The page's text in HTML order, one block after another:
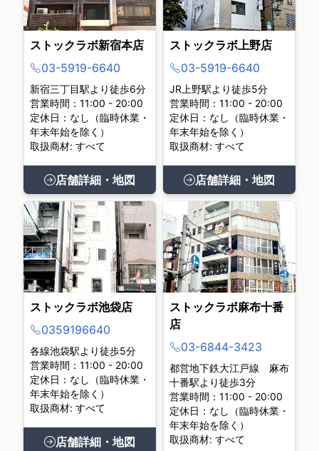
ストックラボ新宿本店
03-5919-6640
新宿三丁目駅より徒歩6分
営業時間：11:00 - 20:00
定休日：なし（臨時休業・
年末年始を除く）
取扱商材: すべて
店舗詳細・地図
ストックラボ上野店
03-5919-6640
JR上野駅より徒歩5分
営業時間：11:00 - 20:00
定休日：なし（臨時休業・
年末年始を除く）
取扱商材: すべて
店舗詳細・地図
ストックラボ池袋店
0359196640
各線池袋駅より徒歩5分
営業時間：11:00 - 20:00
定休日：なし（臨時休業・
年末年始を除く）
取扱商材: すべて
店舗詳細・地図
ストックラボ麻布十番
店
03-6844-3423
都営地下鉄大江戸線 麻布
十番駅より徒歩3分
営業時間：11:00 - 20:00
定休日：なし（臨時休業・
年末年始を除く）
取扱商材: すべて